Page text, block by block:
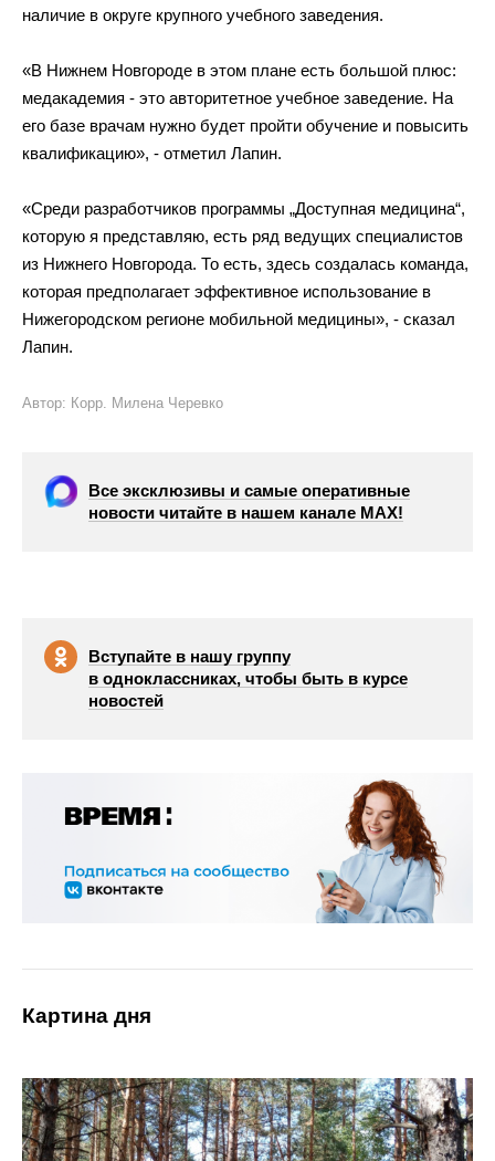
наличие в округе крупного учебного заведения.
«В Нижнем Новгороде в этом плане есть большой плюс:
медакадемия - это авторитетное учебное заведение. На
его базе врачам нужно будет пройти обучение и повысить
квалификацию», - отметил Лапин.
«Среди разработчиков программы „Доступная медицина“,
которую я представляю, есть ряд ведущих специалистов
из Нижнего Новгорода. То есть, здесь создалась команда,
которая предполагает эффективное использование в
Нижегородском регионе мобильной медицины», - сказал
Лапин.
Автор: Корр. Милена Черевко
Все эксклюзивы и самые оперативные
новости читайте в нашем канале МАХ!
Вступайте в нашу группу
в одноклассниках, чтобы быть в курсе
новостей
Картина дня